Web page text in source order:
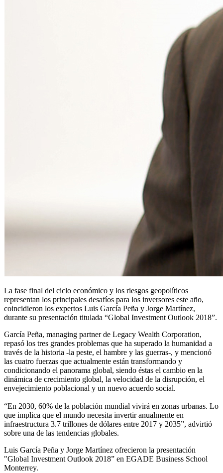
La fase final del ciclo económico y los riesgos geopolíticos
representan los principales desafíos para los inversores este año,
coincidieron los expertos Luis García Peña y Jorge Martínez,
durante su presentación titulada “Global Investment Outlook 2018”.
García Peña, managing partner de Legacy Wealth Corporation,
repasó los tres grandes problemas que ha superado la humanidad a
través de la historia -la peste, el hambre y las guerras-, y mencionó
las cuatro fuerzas que actualmente están transformando y
condicionando el panorama global, siendo éstas el cambio en la
dinámica de crecimiento global, la velocidad de la disrupción, el
envejecimiento poblacional y un nuevo acuerdo social.
“En 2030, 60% de la población mundial vivirá en zonas urbanas. Lo
que implica que el mundo necesita invertir anualmente en
infraestructura 3.7 trillones de dólares entre 2017 y 2035”, advirtió
sobre una de las tendencias globales.
Luis García Peña y Jorge Martínez ofrecieron la presentación
"Global Investment Outlook 2018” en EGADE Business School
Monterrey.